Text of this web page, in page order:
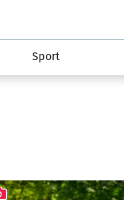
Sport